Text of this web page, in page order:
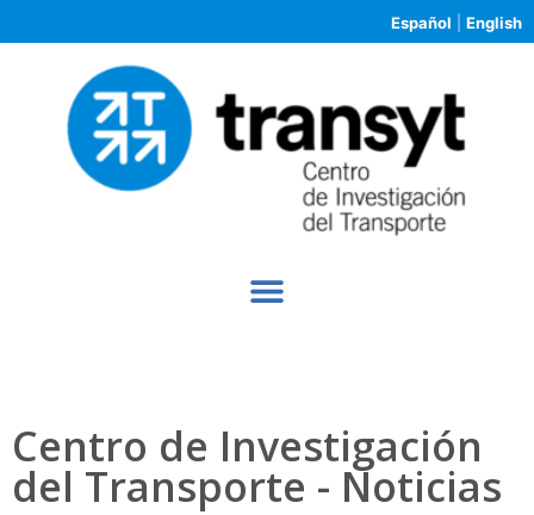
Español English
Centro de Investigación
del Transporte - Noticias